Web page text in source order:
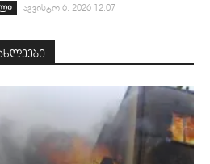
აგვისტო 6, 2026 12:07